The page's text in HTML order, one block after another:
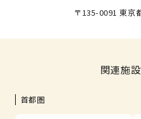
〒135-0091 東京
関連施
首都圏